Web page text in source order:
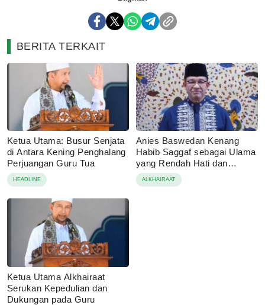
BERITA TERKAIT
Ketua Utama: Busur Senjata
di Antara Kening Penghalang
Perjuangan Guru Tua
HEADLINE
Anies Baswedan Kenang
Habib Saggaf sebagai Ulama
yang Rendah Hati dan
Perekat Umat
ALKHAIRAAT
Ketua Utama Alkhairaat
Serukan Kepedulian dan
Dukungan pada Guru